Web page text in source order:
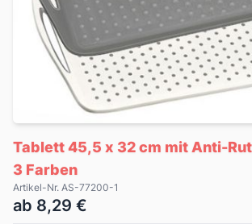
Tablett 45,5 x 32 cm mit Anti-
3 Farben
Artikel-Nr. AS-77200-1
ab 8,29 €